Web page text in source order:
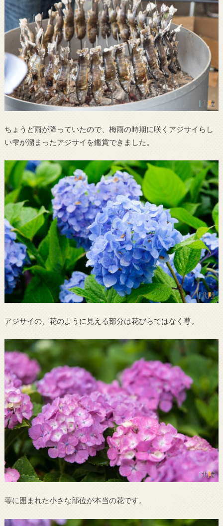
ちょうど雨が降っていたので、梅雨の時期に咲くアジサイらし
い雫が溜まったアジサイを鑑賞できました。
アジサイの、花のように見える部分は花びらではなく萼。
萼に囲まれた小さな部位が本当の花です。